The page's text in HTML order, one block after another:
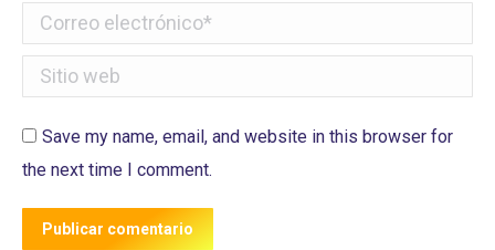
Correo electrónico *
Sitio web
Save my name, email, and website in this browser for
the next time I comment.
Publicar comentario